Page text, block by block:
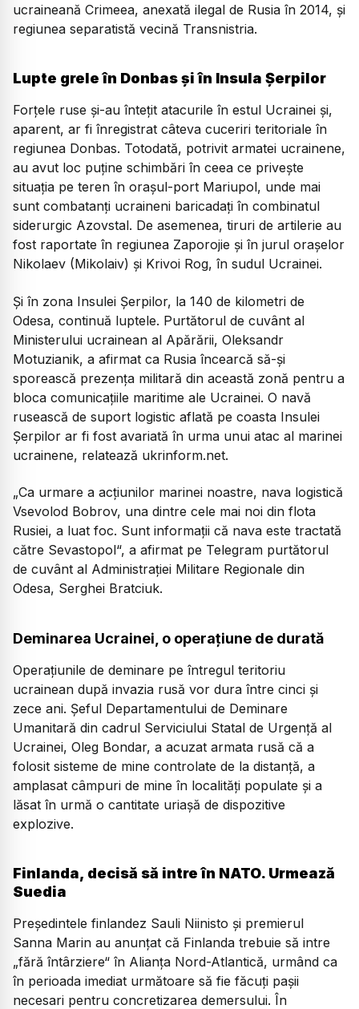
ucraineană Crimeea, anexată ilegal de Rusia în 2014, şi
regiunea separatistă vecină Transnistria.
Lupte grele în Donbas și în Insula Șerpilor
Forţele ruse şi-au înteţit atacurile în estul Ucrainei şi,
aparent, ar fi înregistrat câteva cuceriri teritoriale în
regiunea Donbas. Totodată, potrivit armatei ucrainene,
au avut loc puţine schimbări în ceea ce priveşte
situaţia pe teren în oraşul-port Mariupol, unde mai
sunt combatanţi ucraineni baricadaţi în combinatul
siderurgic Azovstal. De asemenea, tiruri de artilerie au
fost raportate în regiunea Zaporojie şi în jurul oraşelor
Nikolaev (Mikolaiv) şi Krivoi Rog, în sudul Ucrainei.
Și în zona Insulei Şerpilor, la 140 de kilometri de
Odesa, continuă luptele. Purtătorul de cuvânt al
Ministerului ucrainean al Apărării, Oleksandr
Motuzianik, a afirmat ca Rusia încearcă să-şi
sporească prezenţa militară din această zonă pentru a
bloca comunicaţiile maritime ale Ucrainei. O navă
rusească de suport logistic aflată pe coasta Insulei
Șerpilor ar fi fost avariată în urma unui atac al marinei
ucrainene, relatează ukrinform.net.
„Ca urmare a acţiunilor marinei noastre, nava logistică
Vsevolod Bobrov, una dintre cele mai noi din flota
Rusiei, a luat foc. Sunt informaţii că nava este tractată
către Sevastopol“, a afirmat pe Telegram purtătorul
de cuvânt al Administraţiei Militare Regionale din
Odesa, Serghei Bratciuk.
Deminarea Ucrainei, o operațiune de durată
Operaţiunile de deminare pe întregul teritoriu
ucrainean după invazia rusă vor dura între cinci şi
zece ani. Șeful Departamentului de Deminare
Umanitară din cadrul Serviciului Statal de Urgenţă al
Ucrainei, Oleg Bondar, a acuzat armata rusă că a
folosit sisteme de mine controlate de la distanţă, a
amplasat câmpuri de mine în localităţi populate şi a
lăsat în urmă o cantitate uriaşă de dispozitive
explozive.
Finlanda, decisă să intre în NATO. Urmează
Suedia
Preşedintele finlandez Sauli Niinisto şi premierul
Sanna Marin au anunțat că Finlanda trebuie să intre
„fără întârziere“ în Alianța Nord-Atlantică, urmând ca
în perioada imediat următoare să fie făcuți pașii
necesari pentru concretizarea demersului. În